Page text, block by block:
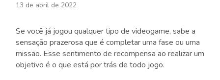
13 de abril de 2022
Se você já jogou qualquer tipo de videogame, sabe a
sensação prazerosa que é completar uma fase ou uma
missão. Esse sentimento de recompensa ao realizar um
objetivo é o que está por trás de todo jogo.